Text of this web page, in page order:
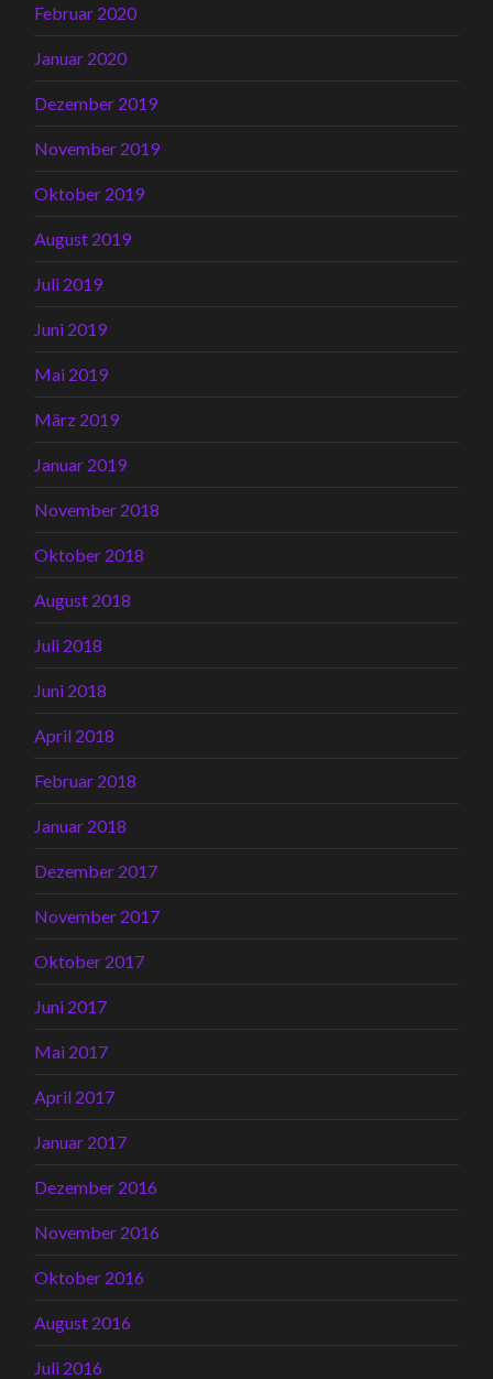
Februar 2020
Januar 2020
Dezember 2019
November 2019
Oktober 2019
August 2019
Juli 2019
Juni 2019
Mai 2019
März 2019
Januar 2019
November 2018
Oktober 2018
August 2018
Juli 2018
Juni 2018
April 2018
Februar 2018
Januar 2018
Dezember 2017
November 2017
Oktober 2017
Juni 2017
Mai 2017
April 2017
Januar 2017
Dezember 2016
November 2016
Oktober 2016
August 2016
Juli 2016